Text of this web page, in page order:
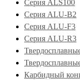
Серия ALS100
Серия ALU-B2
Серия ALU-F3
Серия ALU-R3
Карбидный